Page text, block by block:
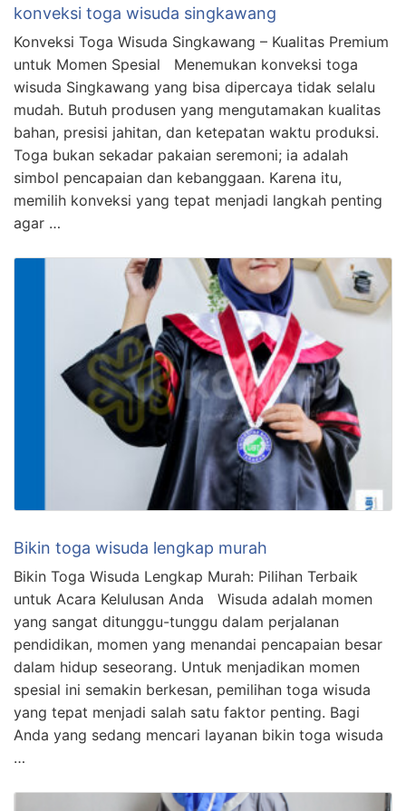
konveksi toga wisuda singkawang
Konveksi Toga Wisuda Singkawang – Kualitas Premium
untuk Momen Spesial Menemukan konveksi toga
wisuda Singkawang yang bisa dipercaya tidak selalu
mudah. Butuh produsen yang mengutamakan kualitas
bahan, presisi jahitan, dan ketepatan waktu produksi.
Toga bukan sekadar pakaian seremoni; ia adalah
simbol pencapaian dan kebanggaan. Karena itu,
memilih konveksi yang tepat menjadi langkah penting
agar …
Bikin toga wisuda lengkap murah
Bikin Toga Wisuda Lengkap Murah: Pilihan Terbaik
untuk Acara Kelulusan Anda Wisuda adalah momen
yang sangat ditunggu-tunggu dalam perjalanan
pendidikan, momen yang menandai pencapaian besar
dalam hidup seseorang. Untuk menjadikan momen
spesial ini semakin berkesan, pemilihan toga wisuda
yang tepat menjadi salah satu faktor penting. Bagi
Anda yang sedang mencari layanan bikin toga wisuda
…